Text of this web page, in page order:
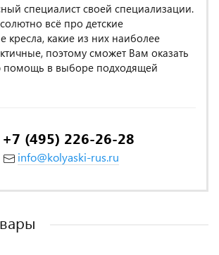
специалист своей специализации.
всё про детские
кресла, какие из них наиболее
поэтому сможет Вам оказать
помощь в выборе подходящей
+7 (495) 226-26-28
info@kolyaski-rus.ru